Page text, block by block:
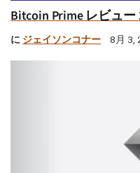
Bitcoin Prime レビュー
に ジェイソンコナー 8月 3,